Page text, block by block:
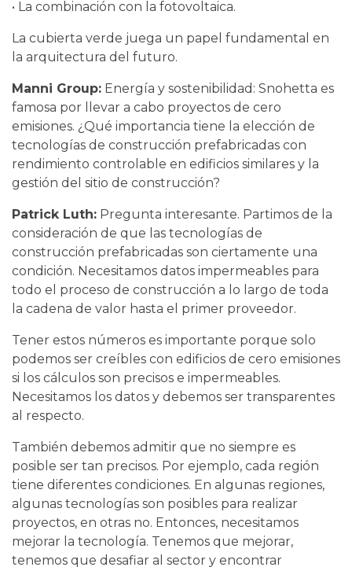
• La combinación con la fotovoltaica.
La cubierta verde juega un papel fundamental en
la arquitectura del futuro.
Manni Group: Energía y sostenibilidad: Snohetta es
famosa por llevar a cabo proyectos de cero
emisiones. ¿Qué importancia tiene la elección de
tecnologías de construcción prefabricadas con
rendimiento controlable en edificios similares y la
gestión del sitio de construcción?
Patrick Luth: Pregunta interesante. Partimos de la
consideración de que las tecnologías de
construcción prefabricadas son ciertamente una
condición. Necesitamos datos impermeables para
todo el proceso de construcción a lo largo de toda
la cadena de valor hasta el primer proveedor.
Tener estos números es importante porque solo
podemos ser creíbles con edificios de cero emisiones
si los cálculos son precisos e impermeables.
Necesitamos los datos y debemos ser transparentes
al respecto.
También debemos admitir que no siempre es
posible ser tan precisos. Por ejemplo, cada región
tiene diferentes condiciones. En algunas regiones,
algunas tecnologías son posibles para realizar
proyectos, en otras no. Entonces, necesitamos
mejorar la tecnología. Tenemos que mejorar,
tenemos que desafiar al sector y encontrar